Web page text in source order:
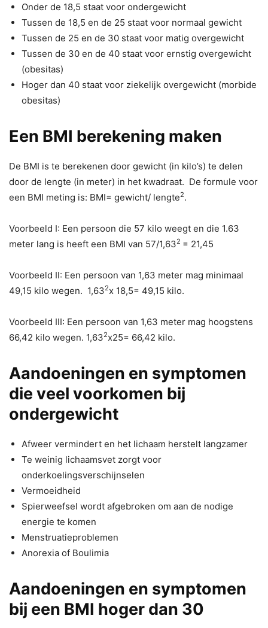
Onder de 18,5 staat voor ondergewicht
Tussen de 18,5 en de 25 staat voor normaal gewicht
Tussen de 25 en de 30 staat voor matig overgewicht
Tussen de 30 en de 40 staat voor ernstig overgewicht
(obesitas)
Hoger dan 40 staat voor ziekelijk overgewicht (morbide
obesitas)
Een BMI berekening maken
De BMI is te berekenen door gewicht (in kilo’s) te delen
door de lengte (in meter) in het kwadraat. De formule voor
een BMI meting is: BMI= gewicht/ lengte2.
Voorbeeld I: Een persoon die 57 kilo weegt en die 1.63
meter lang is heeft een BMI van 57/1,632 = 21,45
Voorbeeld II: Een persoon van 1,63 meter mag minimaal
49,15 kilo wegen. 1,632x 18,5= 49,15 kilo.
Voorbeeld III: Een persoon van 1,63 meter mag hoogstens
66,42 kilo wegen. 1,632x25= 66,42 kilo.
Aandoeningen en symptomen
die veel voorkomen bij
ondergewicht
Afweer vermindert en het lichaam herstelt langzamer
Te weinig lichaamsvet zorgt voor
onderkoelingsverschijnselen
Vermoeidheid
Spierweefsel wordt afgebroken om aan de nodige
energie te komen
Menstruatieproblemen
Anorexia of Boulimia
Aandoeningen en symptomen
bij een BMI hoger dan 30